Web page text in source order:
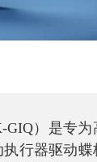
）是专
执行器驱动